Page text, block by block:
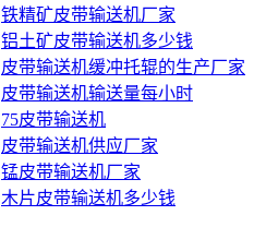
铁精矿皮带输送机厂家
铝土矿皮带输送机多少钱
皮带输送机缓冲托辊的生产厂家
皮带输送机输送量每小时
75皮带输送机
皮带输送机供应厂家
锰皮带输送机厂家
木片皮带输送机多少钱